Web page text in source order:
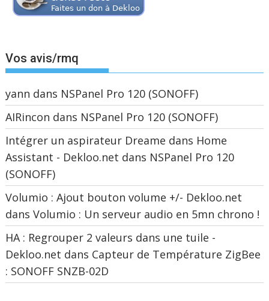
Vos avis/rmq
yann dans NSPanel Pro 120 (SONOFF)
AIRincon dans NSPanel Pro 120 (SONOFF)
Intégrer un aspirateur Dreame dans Home
Assistant - Dekloo.net dans NSPanel Pro 120
(SONOFF)
Volumio : Ajout bouton volume +/- Dekloo.net
dansVolumio : Un serveur audio en 5mn chrono !
HA : Regrouper 2 valeurs dans une tuile -
Dekloo.net dans Capteur de Température ZigBee
: SONOFF SNZB-02D